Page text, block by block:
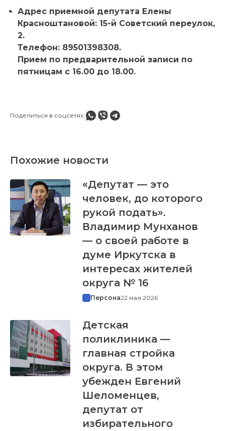
Адрес приемной депутата Елены
Красноштановой: 15-й Советский переулок,
2.
Телефон: 89501398308.
Прием по предварительной записи по
пятницам с 16.00 до 18.00.
Поделиться в соцсетях:
Похожие новости
«Депутат — это
человек, до которого
рукой подать».
Владимир Мунханов
— о своей работе в
думе Иркутска в
интересах жителей
округа № 16
Персона22 мая 2026
Детская
поликлиника —
главная стройка
округа. В этом
убежден Евгений
Шеломенцев,
депутат от
избирательного